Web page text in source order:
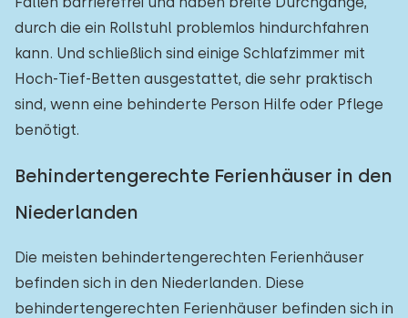
durch die ein Rollstuhl problemlos hindurchfahren
kann. Und schließlich sind einige Schlafzimmer mit
Hoch-Tief-Betten ausgestattet, die sehr praktisch
sind, wenn eine behinderte Person Hilfe oder Pflege
benötigt.
Behindertengerechte Ferienhäuser in den
Niederlanden
Die meisten behindertengerechten Ferienhäuser
befinden sich in den Niederlanden. Diese
behindertengerechten Ferienhäuser befinden sich in